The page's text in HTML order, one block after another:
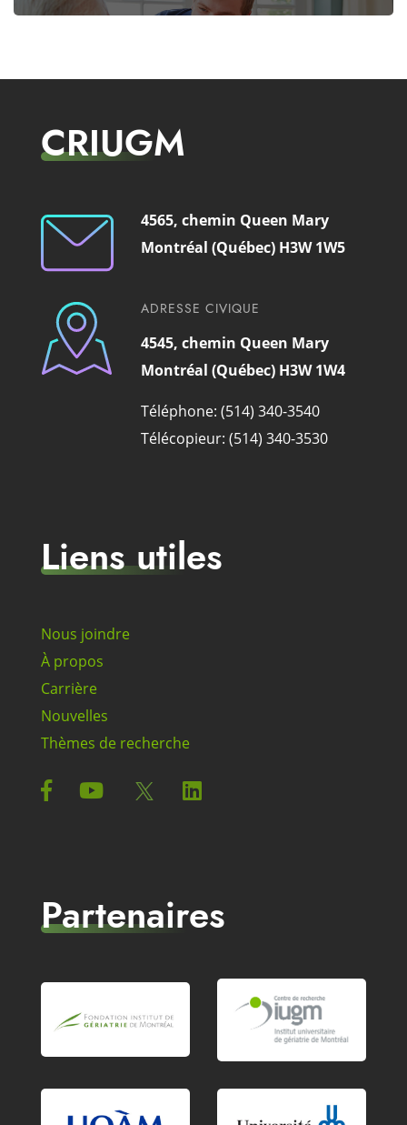
CRIUGM
4565, chemin Queen Mary
Montréal (Québec) H3W 1W5
ADRESSE CIVIQUE
4545, chemin Queen Mary
Montréal (Québec) H3W 1W4
Téléphone: (514) 340-3540
Télécopieur: (514) 340-3530
Liens utiles
Nous joindre
À propos
Carrière
Nouvelles
Thèmes de recherche
Partenaires